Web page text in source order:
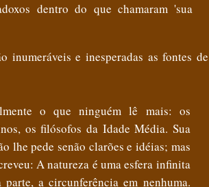
dentro do que chamaram 'sua
inumeráveis e inesperadas as fontes de
o que ninguém lê mais: os
os filósofos da Idade Média. Sua
lhe pede senão clarões e idéias; mas
A natureza é uma esfera infinita
a circunferência em nenhuma.